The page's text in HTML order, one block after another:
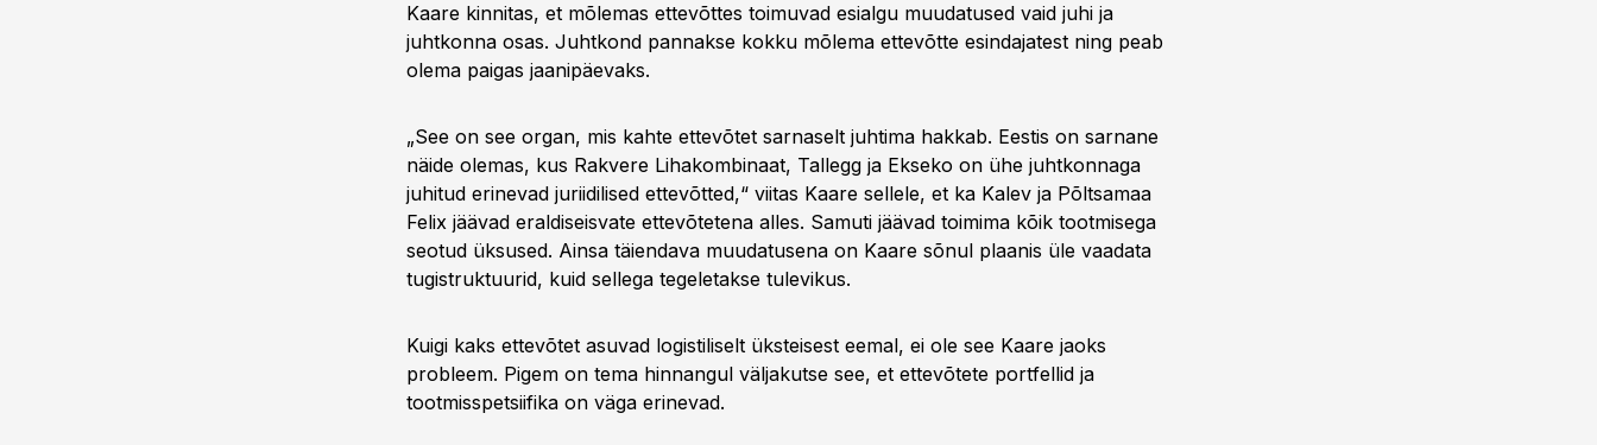
Kaare kinnitas, et mõlemas ettevõttes toimuvad esialgu muudatused vaid juhi ja
juhtkonna osas. Juhtkond pannakse kokku mõlema ettevõtte esindajatest ning peab
olema paigas jaanipäevaks.
„See on see organ, mis kahte ettevõtet sarnaselt juhtima hakkab. Eestis on sarnane
näide olemas, kus Rakvere Lihakombinaat, Tallegg ja Ekseko on ühe juhtkonnaga
juhitud erinevad juriidilised ettevõtted,“ viitas Kaare sellele, et ka Kalev ja Põltsamaa
Felix jäävad eraldiseisvate ettevõtetena alles. Samuti jäävad toimima kõik tootmisega
seotud üksused. Ainsa täiendava muudatusena on Kaare sõnul plaanis üle vaadata
tugistruktuurid, kuid sellega tegeletakse tulevikus.
Kuigi kaks ettevõtet asuvad logistiliselt üksteisest eemal, ei ole see Kaare jaoks
probleem. Pigem on tema hinnangul väljakutse see, et ettevõtete portfellid ja
tootmisspetsiifika on väga erinevad.